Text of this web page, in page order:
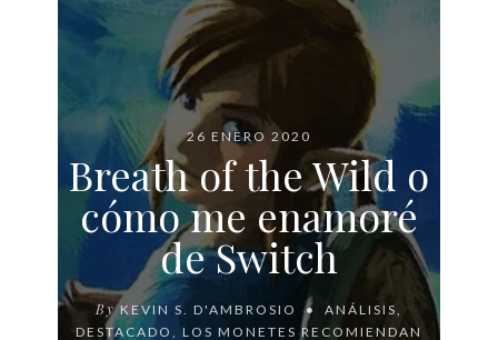
26 ENERO 2020
Breath of the Wild o
cómo me enamoré
de Switch
By KEVIN S. D'AMBROSIO ANÁLISIS
DESTACADO
,LOS MONETES RECOMIENDAN